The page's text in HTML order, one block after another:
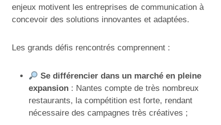
enjeux motivent les entreprises de communication à
concevoir des solutions innovantes et adaptées.
Les grands défis rencontrés comprennent :
Se différencier dans un marché en pleine
expansion : Nantes compte de très nombreux
restaurants, la compétition est forte, rendant
nécessaire des campagnes très créatives ;